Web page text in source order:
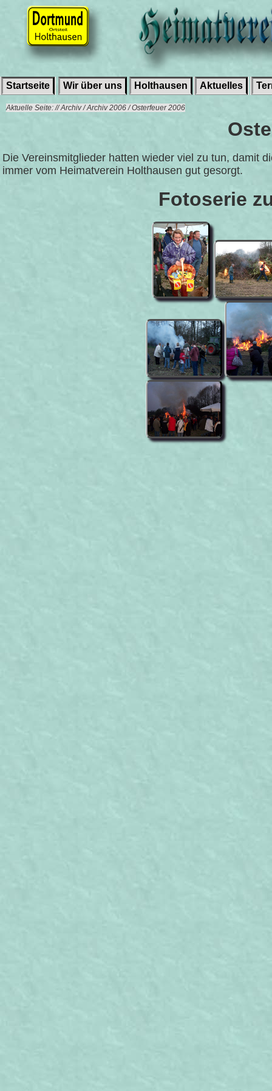
Startseite Wir über uns Holthausen Aktuelles
Aktuelle Seite: // Archiv / Archiv 2006 / Osterfeuer 2006
Die Vereinsmitglieder hatten wieder viel zu tun, damit
immer vom Heimatverein Holthausen gut gesorgt.
Fotoserie